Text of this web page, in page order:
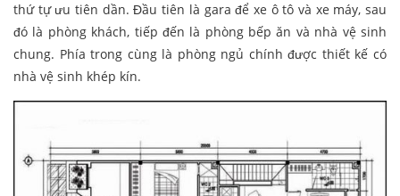
thứ tự ưu tiên dần. Đầu tiên là gara để xe ô tô và xe máy, sau
đó là phòng khách, tiếp đến là phòng bếp ăn và nhà vệ sinh
chung. Phía trong cùng là phòng ngủ chính được thiết kế có
nhà vệ sinh khép kín.